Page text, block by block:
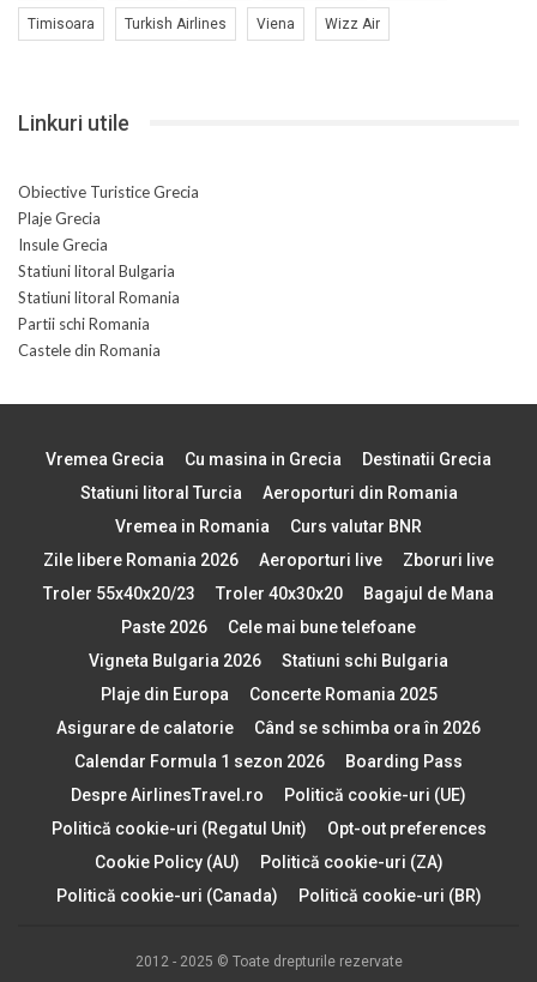
Timisoara Turkish Airlines Viena Wizz Air
Linkuri utile
Obiective Turistice Grecia
Plaje Grecia
Insule Grecia
Statiuni litoral Bulgaria
Statiuni litoral Romania
Partii schi Romania
Castele din Romania
Vremea Grecia Cu masina in Grecia
Destinatii Grecia
Statiuni litoral Turcia
Aeroporturi din Romania
Vremea in Romania
Curs valutar BNR
Zile libere Romania 2026
Aeroporturi live
Zboruri live
Troler 55x40x20/23
Troler 40x30x20
Bagajul de Mana
Paste 2026
Cele mai bune telefoane
Vigneta Bulgaria 2026
Statiuni schi Bulgaria
Plaje din Europa
Concerte Romania 2025
Asigurare de calatorie
Când se schimba ora în 2026
Calendar Formula 1 sezon 2026
Boarding Pass
Despre AirlinesTravel.ro
Politică cookie-uri (UE)
Politică cookie-uri (Regatul Unit)
Opt-out preferences
Cookie Policy (AU)
Politică cookie-uri (ZA)
Politică cookie-uri (Canada)
Politică cookie-uri (BR)
2012 - 2025 © Toate drepturile rezervate